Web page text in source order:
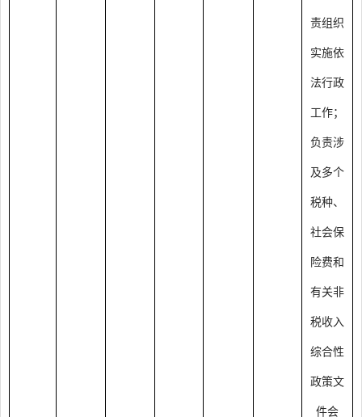
责组织
实施依
法行政
工作；
负责涉
及多个
税种、
社会保
险费和
有关非
税收入
综合性
政策文
件会